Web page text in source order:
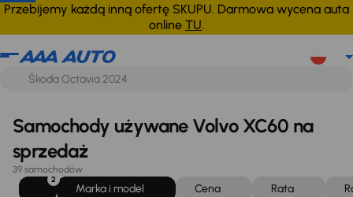
Przebijemy każdą inną ofertę SKUPU. Darmowa wycena auta
online TU.
Volvo XC60 Anuluj wszystko
Samochody używane Volvo XC60 na
sprzedaż
39 samochodów
2
Marka i model Cena Rata